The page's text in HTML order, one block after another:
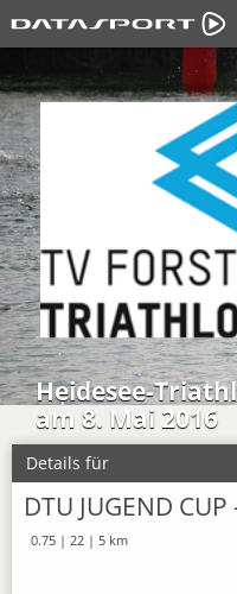
Heidesee-
am 8. Mai 2016
Details für
DTU JUGEND
0.75 | 22 | 5 km